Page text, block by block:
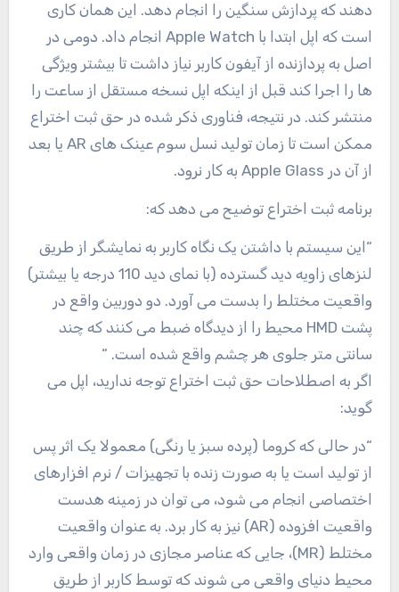
دهند که پردازش سنگین را انجام دهد. این همان کاری
است که اپل ابتدا با Apple Watch انجام داد. دومی در
اصل به پردازنده از آیفون کاربر نیاز داشت تا بیشتر ویژگی
ها را اجرا کند قبل از اینکه اپل نسخه مستقل از ساعت را
منتشر کند. در نتیجه، فناوری ذکر شده در حق ثبت اختراع
ممکن است تا زمان تولید نسل سوم عینک های AR یا بعد
از آن در Apple Glass به کار نرود.
برنامه ثبت اختراع توضیح می دهد که:
“این سیستم با داشتن یک نگاه کاربر به نمایشگر از طریق
لنزهای زاویه دید گسترده (با نمای دید 110 درجه یا بیشتر)
واقعیت مختلط را بدست می آورد. دو دوربین واقع در
پشت HMD محیط را از دیدگاه ضبط می کنند که چند
سانتی متر جلوی هر چشم واقع شده است. “
اگر به اصطلاحات حق ثبت اختراع توجه ندارید، اپل می
گوید:
“در حالی که کروما (پرده سبز یا رنگی) معمولا یک اثر پس
از تولید است یا به صورت زنده با تجهیزات / نرم افزارهای
اختصاصی انجام می شود، می توان در زمینه هدست
واقعیت افزوده (AR) نیز به کار برد. به عنوان واقعیت
مختلط (MR)، جایی که عناصر مجازی در زمان واقعی وارد
محیط دنیای واقعی می شوند که توسط کاربر از طریق